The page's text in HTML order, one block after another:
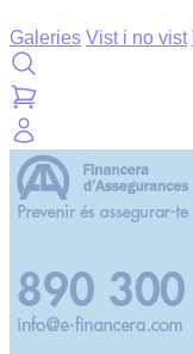
Galeries Vist i no vist